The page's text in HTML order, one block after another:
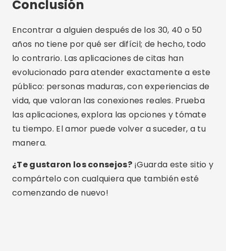
Lucas Martins
Lucas Martins tiene 25 años, es licenciado en
por la tecnología, las apps y el mundo online
en su blog.